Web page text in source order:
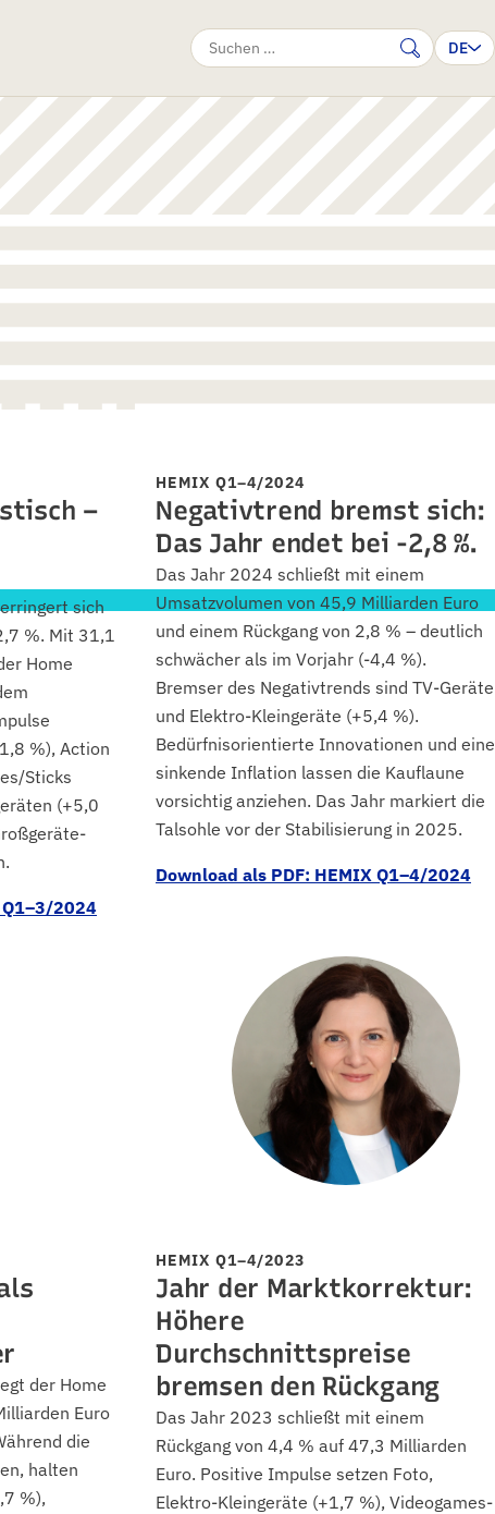
Suche
DE
–
sich
%. Mit 31,1
Home
%), Action
Sticks
(+5,0
Q1–3/2024
HEMIX Q1–4/2024
Negativtrend bremst sich:
Das Jahr endet bei -2,8 %.
Das Jahr 2024 schließt mit einem
Umsatzvolumen von 45,9 Milliarden Euro
und einem Rückgang von 2,8 % – deutlich
schwächer als im Vorjahr (-4,4 %).
Bremser des Negativtrends sind TV-Geräte
und Elektro-Kleingeräte (+5,4 %).
Bedürfnisorientierte Innovationen und eine
sinkende Inflation lassen die Kauflaune
vorsichtig anziehen. Das Jahr markiert die
Talsohle vor der Stabilisierung in 2025.
Download als PDF: HEMIX Q1–4/2024
der Home
Euro
die
halten
%),
HEMIX Q1–4/2023
Jahr der Marktkorrektur:
Höhere
Durchschnittspreise
bremsen den Rückgang
Das Jahr 2023 schließt mit einem
Rückgang von 4,4 % auf 47,3 Milliarden
Euro. Positive Impulse setzen Foto,
Elektro-Kleingeräte (+1,7 %), Videogames-